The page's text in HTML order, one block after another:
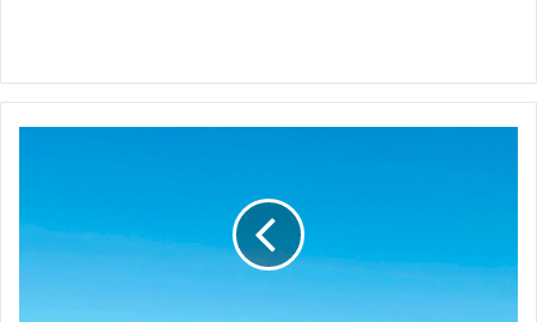
moviliza